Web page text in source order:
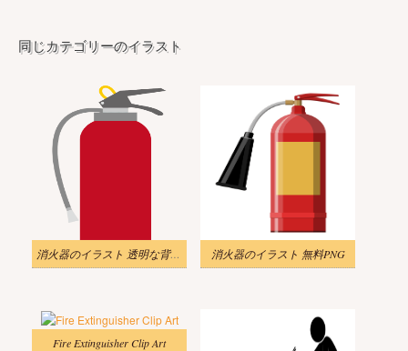
同じカテゴリーのイラスト
消火器のイラスト 透明な背景 5 消火器のイラスト 無料PNG
Fire Extinguisher Clip Art